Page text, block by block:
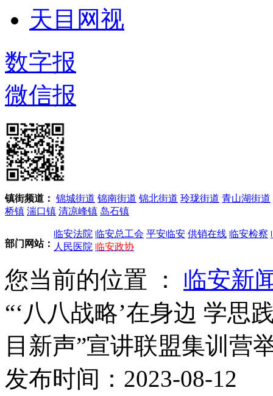
天目网视
数字报
微信报
镇街频道： 锦城街道 锦南街道 锦北街道 玲珑街道 青山湖街道
桥镇 湍口镇 清凉峰镇 岛石镇
部门网站：
临安法院 临安总工会 平安临安 供销在线 临安检察
人民医院 临安政协
您当前的位置 ： 临安新
“‘八八战略’在身边 学思
目新声”宣讲联盟集训营
发布时间：2023-08-12